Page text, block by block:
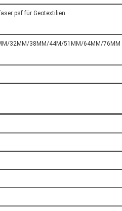
psf für Geotextilien
32MM/38MM/44M/51MM/64MM/76MM